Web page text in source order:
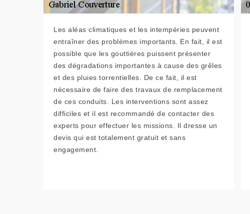
Les aléas climatiques et les intempéries peuvent
entraîner des problèmes importants. En fait, il est
possible que les gouttières puissent présenter
des dégradations importantes à cause des grêles
et des pluies torrentielles. De ce fait, il est
nécessaire de faire des travaux de remplacement
de ces conduits. Les interventions sont assez
difficiles et il est recommandé de contacter des
experts pour effectuer les missions. Il dresse un
devis qui est totalement gratuit et sans
engagement.